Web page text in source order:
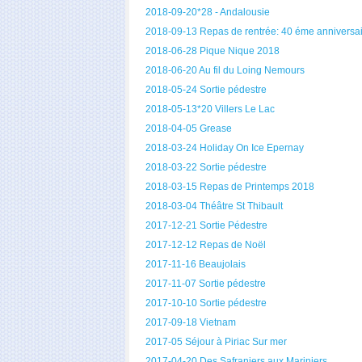
2018-09-20*28 - Andalousie
2018-09-13 Repas de rentrée: 40 éme
2018-06-28 Pique Nique 2018
2018-06-20 Au fil du Loing Nemours
2018-05-24 Sortie pédestre
2018-05-13*20 Villers Le Lac
2018-04-05 Grease
2018-03-24 Holiday On Ice Epernay
2018-03-22 Sortie pédestre
2018-03-15 Repas de Printemps 2018
2018-03-04 Théâtre St Thibault
2017-12-21 Sortie Pédestre
2017-12-12 Repas de Noël
2017-11-16 Beaujolais
2017-11-07 Sortie pédestre
2017-10-10 Sortie pédestre
2017-09-18 Vietnam
2017-05 Séjour à Piriac Sur mer